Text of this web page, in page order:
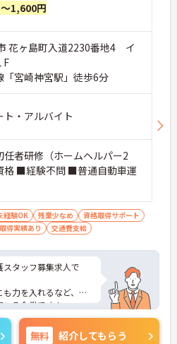
1,600円
花ヶ島町入道2230番地4 イ
F
「宮崎神宮駅」徒歩6分
ト・アルバイト
者研修（ホームヘルパー2
格 ■経験不問 ■普通自動車運
経験OK 残業少なめ
資格取得サポート
得実績あり 交通費支給
タッフ募集求人で
力を入れるなど、ス
いる企業です！
ントなど、さらに詳
ご相談ください。
無料 紹介してもらう